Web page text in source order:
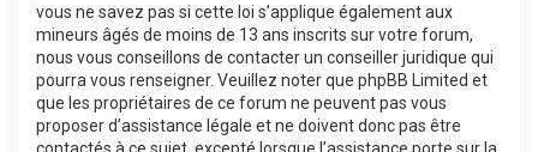
vous ne savez pas si cette loi s’applique également aux
mineurs âgés de moins de 13 ans inscrits sur votre forum,
nous vous conseillons de contacter un conseiller juridique qui
pourra vous renseigner. Veuillez noter que phpBB Limited et
que les propriétaires de ce forum ne peuvent pas vous
proposer d’assistance légale et ne doivent donc pas être
contactés à ce sujet, excepté lorsque l’assistance porte sur la